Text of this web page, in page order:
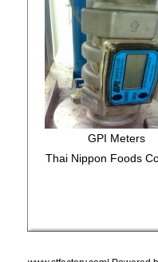
GPI Meters
Thai Nippon Foods